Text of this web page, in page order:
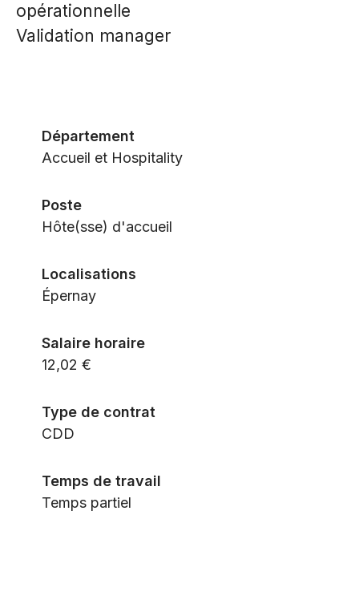
opérationnelle
Validation manager
Département
Accueil et Hospitality
Poste
Hôte(sse) d'accueil
Localisations
Épernay
Salaire horaire
12,02 €
Type de contrat
CDD
Temps de travail
Temps partiel